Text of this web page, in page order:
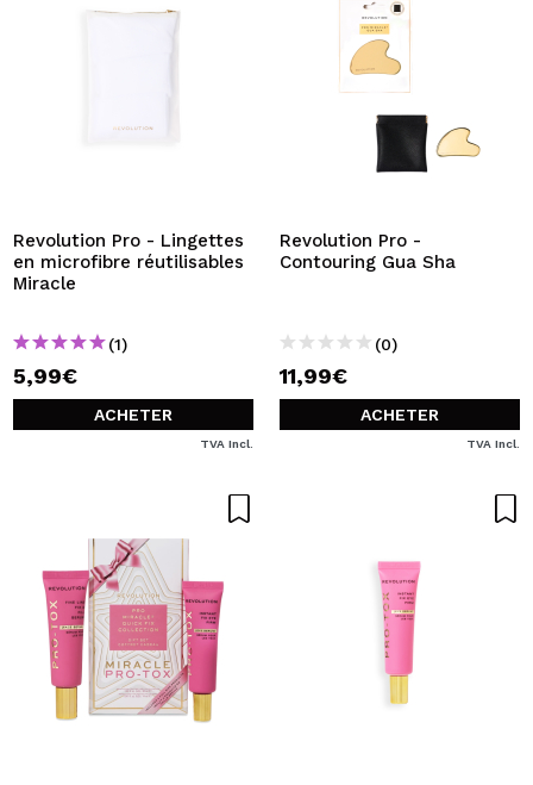
Revolution Pro - Lingettes
en microfibre réutilisables
Miracle
(1)
5,99€
ACHETER
TVA Incl.
Revolution Pro -
Contouring Gua Sha
(0)
11,99€
ACHETER
TVA Incl.